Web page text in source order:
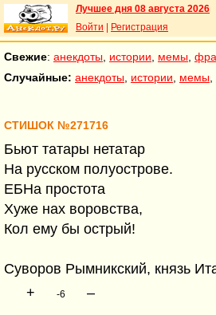
Лучшее дня 08 августа 2026
Войти
Регистрация
Свежие: анекдоты истории мемы
Случайные: анекдоты истории мемы
СТИШОК №271716
Бьют татары нетатар
На русском полуострове.
ЕБНа простота
Хуже нах воровства,
Кол ему бы острый!
Суворов Рымникский, князь
+
-6 –